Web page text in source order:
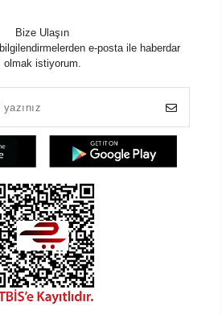
Bize Ulaşın
e-posta ile haberdar
olmak istiyorum.